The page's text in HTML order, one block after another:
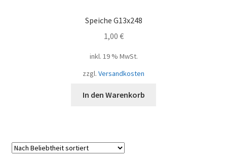
Speiche G13x248
1,00 €
inkl. 19 % MwSt.
zzgl. Versandkosten
In den Warenkorb